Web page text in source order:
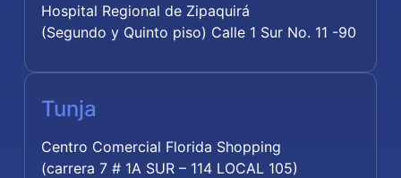
Hospital Regional de Zipaquirá
(Segundo y Quinto piso) Calle 1 Sur No. 11 -90
Tunja
Centro Comercial Florida Shopping
(carrera 7 # 1A SUR – 114 LOCAL 105)